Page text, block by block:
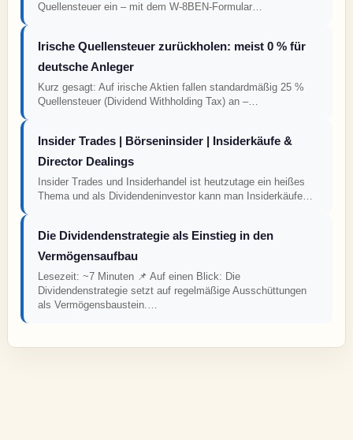
Quellensteuer ein – mit dem W-8BEN-Formular…
Irische Quellensteuer zurückholen: meist 0 % für
deutsche Anleger
Kurz gesagt: Auf irische Aktien fallen standardmäßig 25 %
Quellensteuer (Dividend Withholding Tax) an –…
Insider Trades | Börseninsider | Insiderkäufe &
Director Dealings
Insider Trades und Insiderhandel ist heutzutage ein heißes
Thema und als Dividendeninvestor kann man Insiderkäufe…
Die Dividendenstrategie als Einstieg in den
Vermögensaufbau
Lesezeit: ~7 Minuten 📌 Auf einen Blick: Die
Dividendenstrategie setzt auf regelmäßige Ausschüttungen
als Vermögensbaustein.…